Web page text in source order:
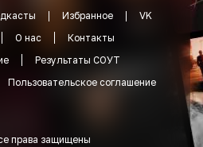
Избранное
VK
О нас
Контакты
Результаты СОУТ
Пользовательское соглашение
права защищены